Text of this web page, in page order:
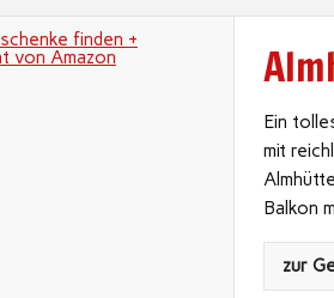
Ein
mit
Balkon
zur